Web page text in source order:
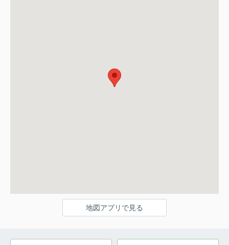
地図アプリで見る